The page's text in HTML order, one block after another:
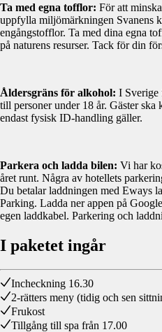
Ta med egna tofflor: För att
uppfylla miljömärkningen Svanens
engångstofflor. Ta med dina egna
på naturens resurser. Tack för din
Åldersgräns för alkohol: I Sverige
till personer under 18 år. Gäster
endast fysisk ID-handling gäller.
Parkera och ladda bilen: Vi har
året runt. Några av hotellets
Du betalar laddningen med Eways
Parking. Ladda ner appen på
egen laddkabel. Parkering och
I paketet ingår
Incheckning 16.30
2-rätters meny (tidig och sen
Frukost
Tillgång till spa från 17.00